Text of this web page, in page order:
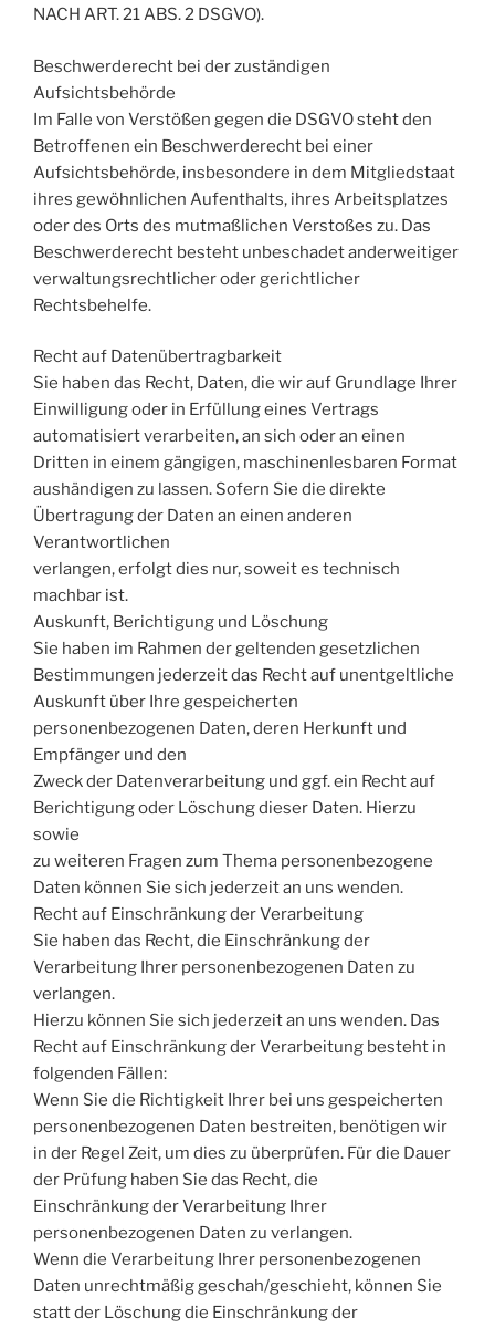
NACH ART. 21 ABS. 2 DSGVO).
Beschwerderecht bei der zuständigen
Aufsichtsbehörde
Im Falle von Verstößen gegen die DSGVO steht den
Betroffenen ein Beschwerderecht bei einer
Aufsichtsbehörde, insbesondere in dem Mitgliedstaat
ihres gewöhnlichen Aufenthalts, ihres Arbeitsplatzes
oder des Orts des mutmaßlichen Verstoßes zu. Das
Beschwerderecht besteht unbeschadet anderweitiger
verwaltungsrechtlicher oder gerichtlicher
Rechtsbehelfe.
Recht auf Datenübertragbarkeit
Sie haben das Recht, Daten, die wir auf Grundlage Ihrer
Einwilligung oder in Erfüllung eines Vertrags
automatisiert verarbeiten, an sich oder an einen
Dritten in einem gängigen, maschinenlesbaren Format
aushändigen zu lassen. Sofern Sie die direkte
Übertragung der Daten an einen anderen
Verantwortlichen
verlangen, erfolgt dies nur, soweit es technisch
machbar ist.
Auskunft, Berichtigung und Löschung
Sie haben im Rahmen der geltenden gesetzlichen
Bestimmungen jederzeit das Recht auf unentgeltliche
Auskunft über Ihre gespeicherten
personenbezogenen Daten, deren Herkunft und
Empfänger und den
Zweck der Datenverarbeitung und ggf. ein Recht auf
Berichtigung oder Löschung dieser Daten. Hierzu
sowie
zu weiteren Fragen zum Thema personenbezogene
Daten können Sie sich jederzeit an uns wenden.
Recht auf Einschränkung der Verarbeitung
Sie haben das Recht, die Einschränkung der
Verarbeitung Ihrer personenbezogenen Daten zu
verlangen.
Hierzu können Sie sich jederzeit an uns wenden. Das
Recht auf Einschränkung der Verarbeitung besteht in
folgenden Fällen:
Wenn Sie die Richtigkeit Ihrer bei uns gespeicherten
personenbezogenen Daten bestreiten, benötigen wir
in der Regel Zeit, um dies zu überprüfen. Für die Dauer
der Prüfung haben Sie das Recht, die
Einschränkung der Verarbeitung Ihrer
personenbezogenen Daten zu verlangen.
Wenn die Verarbeitung Ihrer personenbezogenen
Daten unrechtmäßig geschah/geschieht, können Sie
statt der Löschung die Einschränkung der